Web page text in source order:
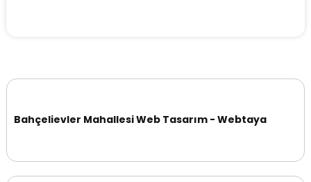
Bahçelievler Mahallesi Web Tasarım - Webtaya